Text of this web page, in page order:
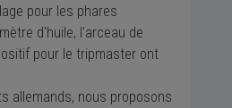
pour les phares
d'huile, l'arceau de
pour le tripmaster ont
allemands, nous proposons